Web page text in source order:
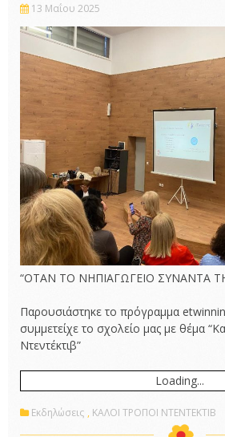
13 Μαΐου 2025
“ΟΤΑΝ ΤΟ ΝΗΠΙΑΓΩΓΕΙΟ ΣΥΝΑΝΤΑ
Παρουσιάστηκε το πρόγραμμα
συμμετείχε το σχολείο μας με θέμα
Ντεντέκτιβ”
Loading...
Εκδηλώσεις , ΚΑΛΟΙ ΤΡΟΠΟΙ ΝΤΕΝΤΕΚΤΙΒ